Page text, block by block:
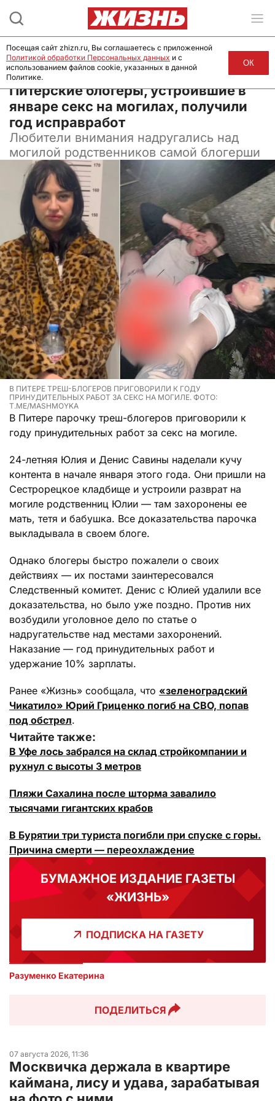
22 апреля 2026, 11:08
Питерские блогеры, устроившие в
январе секс на могилах, получили
год исправработ
Любители внимания надругались над
могилой родственников самой блогерши
В ПИТЕРЕ ТРЕШ-БЛОГЕРОВ ПРИГОВОРИЛИ К ГОДУ
ПРИНУДИТЕЛЬНЫХ РАБОТ ЗА СЕКС НА МОГИЛЕ. ФОТО:
T.ME/MASHMOYKA
В Питере парочку треш-блогеров приговорили к
году принудительных работ за секс на могиле.
24-летняя Юлия и Денис Савины наделали кучу
контента в начале января этого года. Они пришли на
Сестрорецкое кладбище и устроили разврат на
могиле родственниц Юлии — там захоронены ее
мать, тетя и бабушка. Все доказательства парочка
выкладывала в своем блоге.
Однако блогеры быстро пожалели о своих
действиях — их постами заинтересовался
Следственный комитет. Денис с Юлией удалили все
доказательства, но было уже поздно. Против них
возбудили уголовное дело по статье о
надругательстве над местами захоронений.
Наказание — год принудительных работ и
удержание 10% зарплаты.
Ранее «Жизнь» сообщала, что «зеленоградский
Чикатило» Юрий Гриценко погиб на СВО, попав
под обстрел.
Читайте также:
В Уфе лось забрался на склад стройкомпании и
рухнул с высоты 3 метров
Пляжи Сахалина после шторма завалило
тысячами гигантских крабов
В Бурятии три туриста погибли при спуске с горы.
Причина смерти — переохлаждение
БУМАЖНОЕ ИЗДАНИЕ ГАЗЕТЫ
«ЖИЗНЬ»
ПОДПИСКА НА ГАЗЕТУ
Разуменко Екатерина
ПОДЕЛИТЬСЯ
07 августа 2026, 11:36
Москвичка держала в квартире
каймана, лису и удава, зарабатывая
Посещая сайт zhizn.ru, Вы соглашаетесь с приложенной
Политикой обработки Персональных данных и с
использованием файлов cookie, указанных в данной
Политике.
ОК